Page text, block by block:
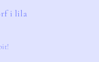
i lila